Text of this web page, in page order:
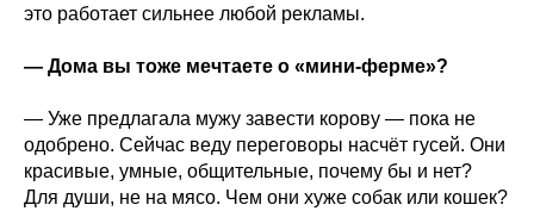
это работает сильнее любой рекламы.
— Дома вы тоже мечтаете о «мини‑ферме»?
— Уже предлагала мужу завести корову — пока не
одобрено. Сейчас веду переговоры насчёт гусей. Они
красивые, умные, общительные, почему бы и нет?
Для души, не на мясо. Чем они хуже собак или кошек?